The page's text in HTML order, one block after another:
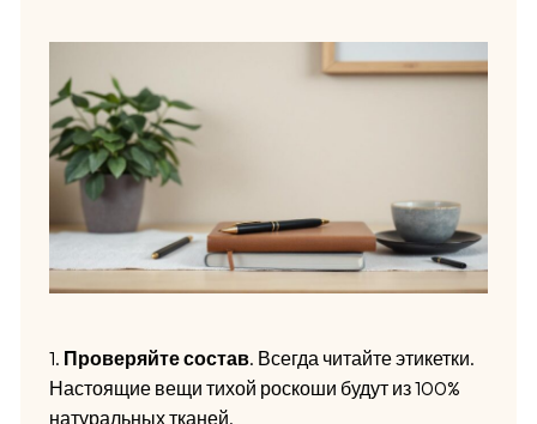
1. Проверяйте состав. Всегда читайте этикетки.
Настоящие вещи тихой роскоши будут из 100%
натуральных тканей.